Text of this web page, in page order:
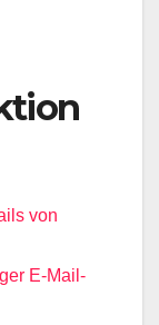
von
E-Mail-